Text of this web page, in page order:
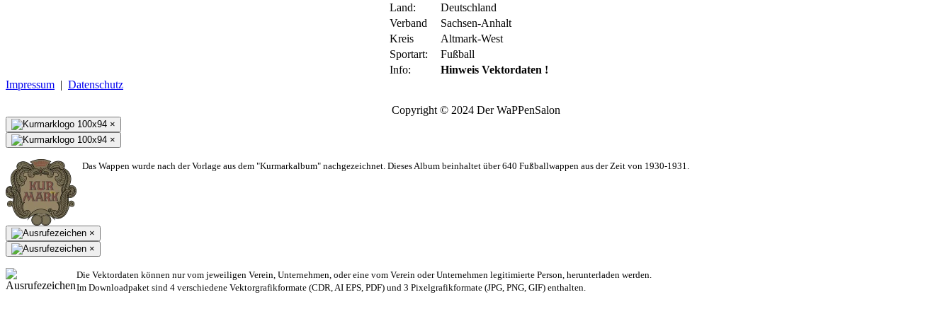
Land:
Deutschland
Verband
Sachsen-Anhalt
Kreis
Altmark-West
Sportart:
Fußball
Info:
Hinweis Vektordaten !
Impressum | Datenschutz
Copyright © 2024 Der WaPPenSalon
×
×
Das Wappen wurde nach der Vorlage aus dem "Kurmarkalbum" nachgezeichnet. Dieses Album beinhaltet über 640 Fußballwappen aus der Zeit von 1930-1931.
×
×
Die Vektordaten können nur vom jeweiligen Verein, Unternehmen, oder eine vom Verein oder Unternehmen legitimierte Person, herunterladen werden.
Im Downloadpaket sind 4 verschiedene Vektorgrafikformate (CDR, AI EPS, PDF) und 3 Pixelgrafikformate (JPG, PNG, GIF) enthalten.